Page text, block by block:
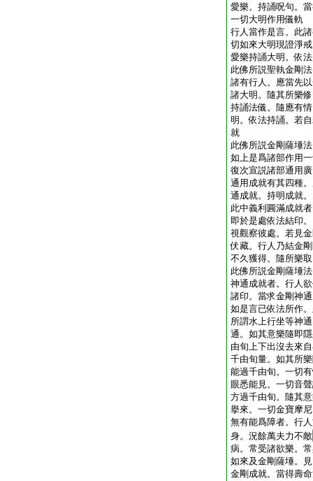
愛樂。持誦呪句。
一切大明作用儀軌
行人當作是言。此
切如來大明現證淨
愛樂持誦大明。依
此佛所説聖執金剛
諸有行人。應當先
諸大明。隨其所樂
持誦法儀。隨應有
明。依法持誦。若
就
此佛所説金剛薩埵
如上是爲諸部作用
復次宣説諸部通用
通用成就有其四種
通成就。持明成就
此中義利圓滿成就
即於是處依法結印
視觀察彼處。若見
伏藏。行人乃結金
不久獲得。隨所樂取
此佛所説金剛薩埵
神通成就者。行人
諸印。當求金剛神
如是言已依法所作
所謂水上行坐等神
通。如其意樂隨即
由旬上下出沒去來
千由旬量。如其所
能過千由旬。一切
眼悉能見。一切音
方過千由旬。隨其
擧來。一切金寶摩
無有能爲障者。行
身。況餘萬夫力不敵
病。常受諸欲樂。
如來及金剛薩埵。
金剛成就。當得壽